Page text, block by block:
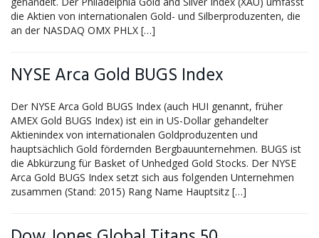
die Aktien von internationalen Gold- und Silberproduzenten, die
an der NASDAQ OMX PHLX […]
NYSE Arca Gold BUGS Index
Der NYSE Arca Gold BUGS Index (auch HUI genannt, früher
AMEX Gold BUGS Index) ist ein in US-Dollar gehandelter
Aktienindex von internationalen Goldproduzenten und
hauptsächlich Gold fördernden Bergbauunternehmen. BUGS ist
die Abkürzung für Basket of Unhedged Gold Stocks. Der NYSE
Arca Gold BUGS Index setzt sich aus folgenden Unternehmen
zusammen (Stand: 2015) Rang Name Hauptsitz […]